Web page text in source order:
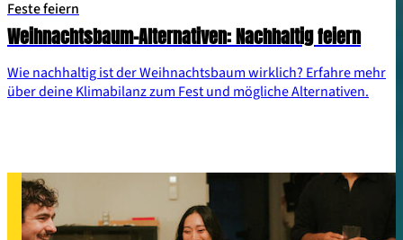
Feste feiern
Weihnachtsbaum-Alternativen: Nachhaltig feiern
Wie nachhaltig ist der Weihnachtsbaum wirklich? Erfahre mehr
über deine Klimabilanz zum Fest und mögliche Alternativen.